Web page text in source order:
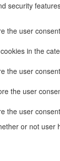
security
the user
in the
the user
the user
the user
or not